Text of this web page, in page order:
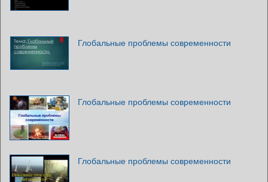
Глобальные проблемы современности
Глобальные проблемы современности
Глобальные проблемы современности